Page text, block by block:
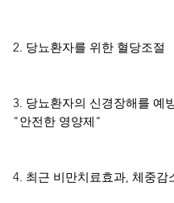
2. 당뇨환자를 위한 혈당조절
3. 당뇨환자의 신경장해를 예
"안전한 영양제"
4. 최근 비만치료효과, 체중감